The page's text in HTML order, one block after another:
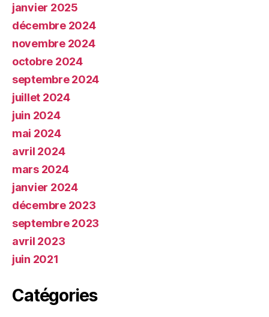
janvier 2025
décembre 2024
novembre 2024
octobre 2024
septembre 2024
juillet 2024
juin 2024
mai 2024
avril 2024
mars 2024
janvier 2024
décembre 2023
septembre 2023
avril 2023
juin 2021
Catégories